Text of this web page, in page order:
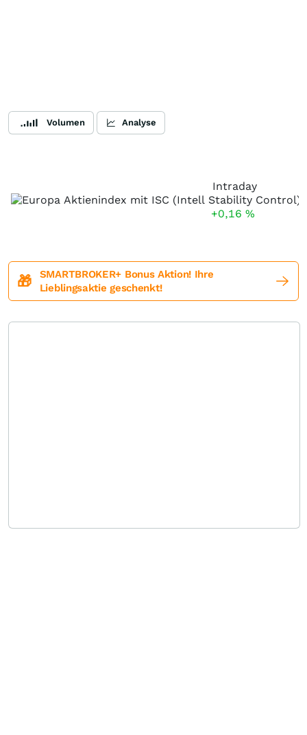
Volumen Analyse
Intraday
+0,16 %
🎁
SMARTBROKER+ Bonus Aktion! Ihre
Lieblingsaktie geschenkt!